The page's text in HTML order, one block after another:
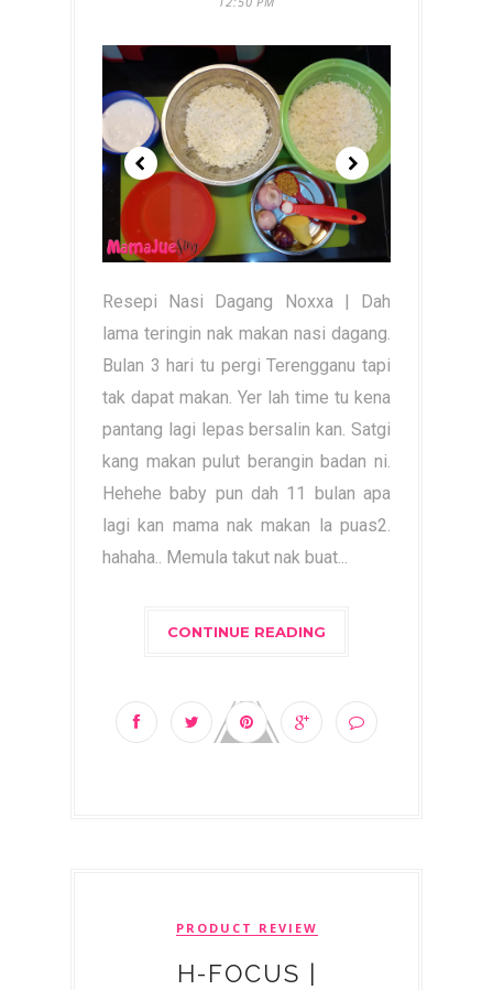
Resepi Nasi Dagang Noxxa | Dah
lama teringin nak makan nasi dagang.
Bulan 3 hari tu pergi Terengganu tapi
tak dapat makan. Yer lah time tu kena
pantang lagi lepas bersalin kan. Satgi
kang makan pulut berangin badan ni.
Hehehe baby pun dah 11 bulan apa
lagi kan mama nak makan la puas2.
hahaha.. Memula takut nak buat...
CONTINUE READING
PRODUCT REVIEW
H-FOCUS |